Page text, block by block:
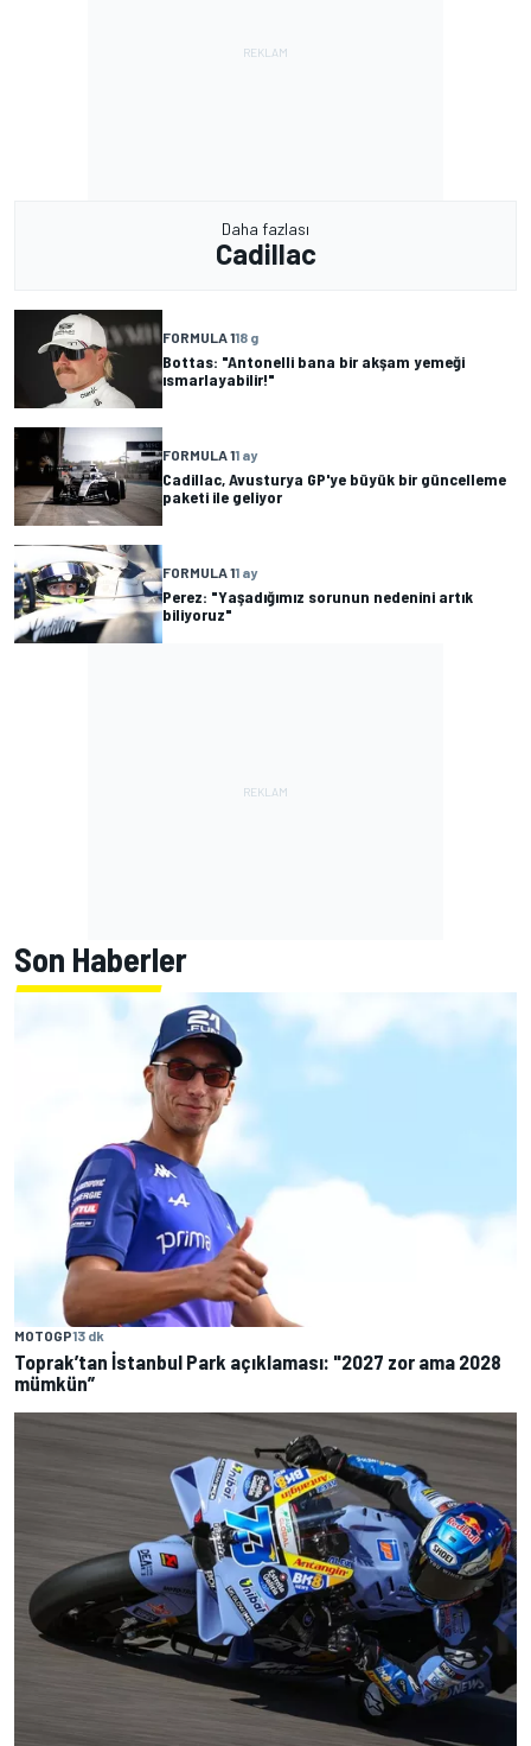
Daha fazlası
Cadillac
FORMULA 118 g
Bottas: "Antonelli bana bir akşam yemeği
ısmarlayabilir!"
FORMULA 11 ay
Cadillac, Avusturya GP'ye büyük bir güncelleme
paketi ile geliyor
FORMULA 11 ay
Perez: "Yaşadığımız sorunun nedenini artık
biliyoruz"
Son Haberler
MOTOGP13 dk
Toprak’tan İstanbul Park açıklaması: "2027 zor ama 2028
mümkün”